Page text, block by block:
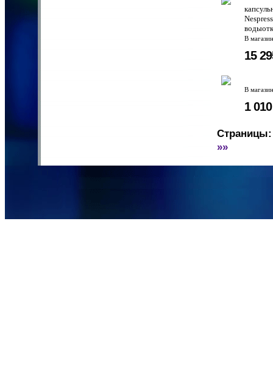
В
15
В
1
Страницы:
»»